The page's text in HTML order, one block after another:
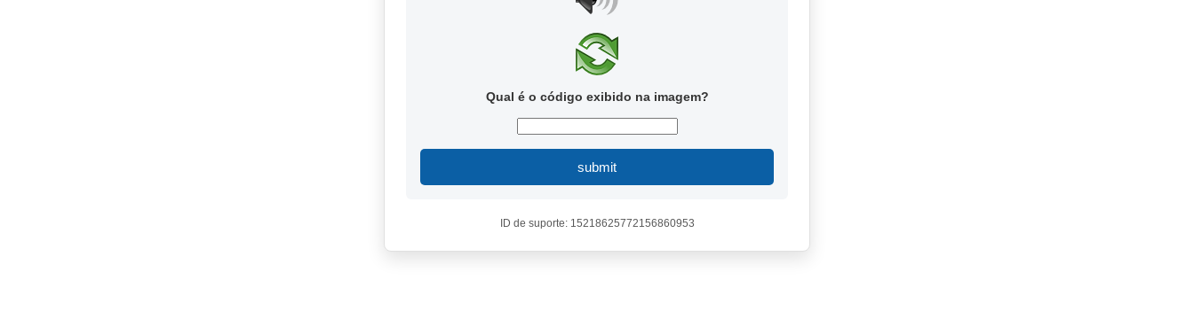
Qual é o código exibido na imagem?
submit
ID de suporte: 15218625772156860953